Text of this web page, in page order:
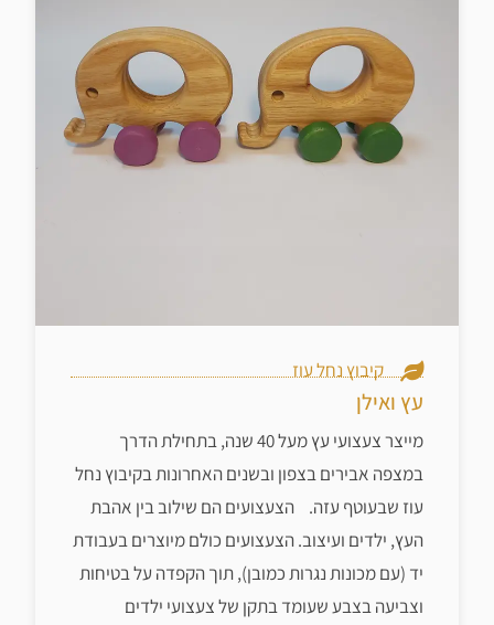
קיבוץ נחל עוז
עץ ואילן
מייצר צעצועי עץ מעל 40 שנה, בתחילת הדרך
במצפה אבירים בצפון ובשנים האחרונות בקיבוץ נחל
עוז שבעוטף עזה. הצעצועים הם שילוב בין אהבת
העץ, ילדים ועיצוב. הצעצועים כולם מיוצרים בעבודת
יד (עם מכונות נגרות כמובן), תוך הקפדה על בטיחות
וצביעה בצבע שעומד בתקן של צעצועי ילדים